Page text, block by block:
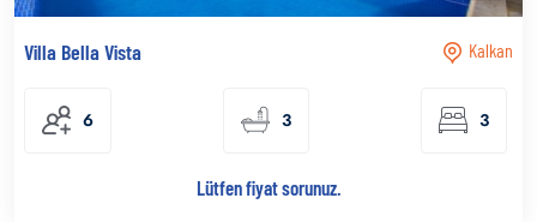
Kalkan
Villa Bella Vista
6 3 3
Lütfen fiyat sorunuz.